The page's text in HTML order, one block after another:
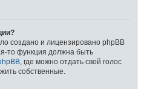
создано и лицензировано phpBB
то функция должна быть
, где можно отдать свой голос
собственные.